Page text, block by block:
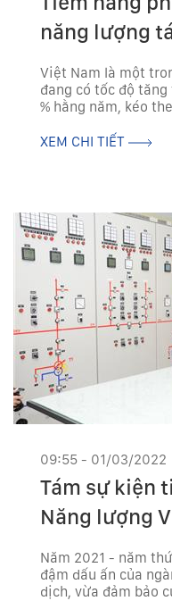
năng lượng
Việt Nam là một
đang có tốc độ tăng
% hằng năm, kéo
nhiều cơ hội mới
XEM CHI TIẾT
09:55 - 01/03/2022
Tám sự kiện
Năng lượng
Năm 2021 - năm
đậm dấu ấn của
dịch, vừa đảm bảo